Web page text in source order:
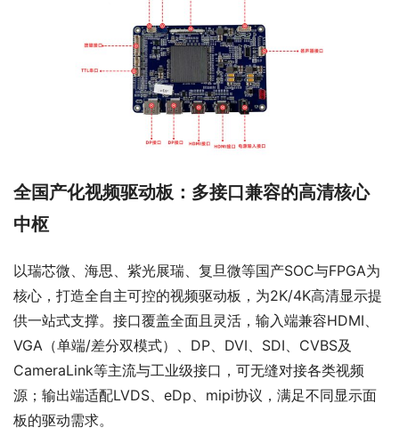
全国产化视频驱动板：多接口兼容的高清核心
中枢
以瑞芯微、海思、紫光展瑞、 复旦微等国产SOC与FPGA为
核心，打造全自主可控的视频驱动板，为2K/4K高清显示提
供一站式支撑。接口覆盖全面且灵活，输入端兼容HDMI、
VGA（单端/差分双模式）、DP、DVI、SDI、CVBS及
CameraLink等主流与工业级接口，可无缝对接各类视频
源；输出端适配LVDS、 eDp、mipi协议，满足不同显示面
板的驱动需求。